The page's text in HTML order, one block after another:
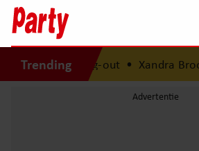
Trending
out• Xandra Brood blikt